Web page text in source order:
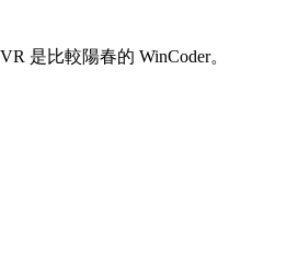
是比較陽春的 WinCoder。